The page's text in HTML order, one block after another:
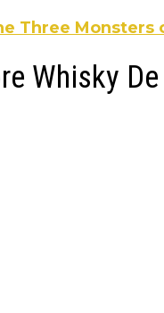
Three Monsters
Whisky De